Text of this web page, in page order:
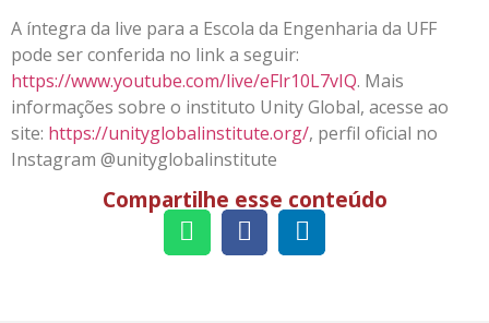
A íntegra da live para a Escola da Engenharia da UFF
pode ser conferida no link a seguir:
https://www.youtube.com/live/eFlr10L7vIQ. Mais
informações sobre o instituto Unity Global, acesse ao
site: https://unityglobalinstitute.org/, perfil oficial no
Instagram @unityglobalinstitute
Compartilhe esse conteúdo